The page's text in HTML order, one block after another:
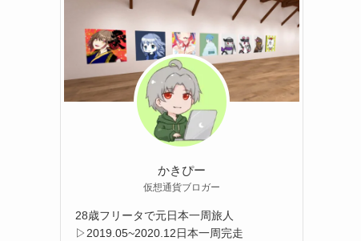
かきぴー
仮想通貨ブロガー
28歳フリータで元日本一周旅人
▷2019.05~2020.12日本一周完走